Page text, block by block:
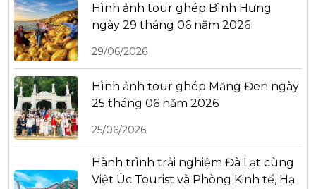
Hình ảnh tour ghép Bình Hưng
ngày 29 tháng 06 năm 2026
29/06/2026
Hình ảnh tour ghép Măng Đen ngày
25 tháng 06 năm 2026
25/06/2026
Hành trình trải nghiệm Đà Lạt cùng
Việt Úc Tourist và Phòng Kinh tế, Hạ